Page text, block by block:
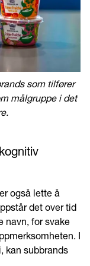
som tilfører
målgruppe i det
også lette å
det over tid
navn, for svake
I
kan subbrands